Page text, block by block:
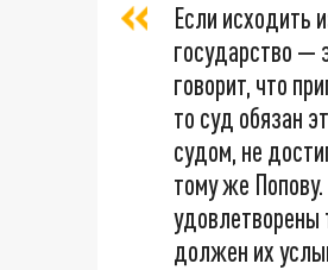
Если исходить
государство —
говорит, что
то суд обязан
судом, не
тому же
удовлетворены
должен их